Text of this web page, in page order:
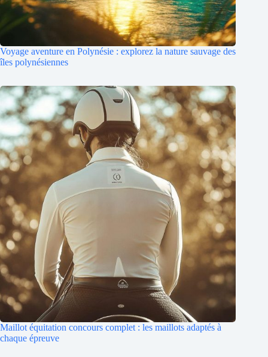
Voyage aventure en Polynésie : explorez la nature sauvage des
îles polynésiennes
Maillot équitation concours complet : les maillots adaptés à
chaque épreuve